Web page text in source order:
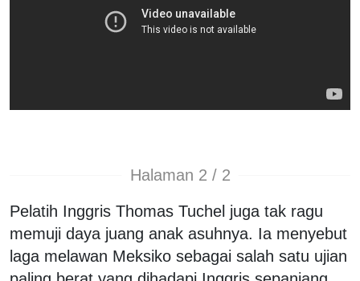
Halaman 2 / 2
Pelatih Inggris Thomas Tuchel juga tak ragu
memuji daya juang anak asuhnya. Ia menyebut
laga melawan Meksiko sebagai salah satu ujian